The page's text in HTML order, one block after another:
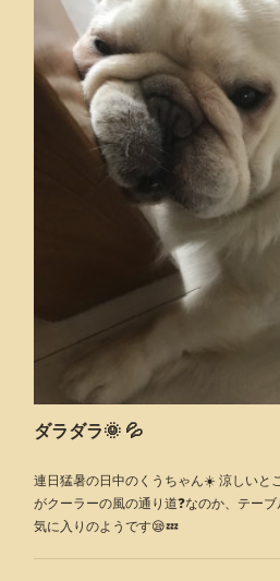
ダラダラ🌞 💦
連日猛暑の日中のくうちゃん☀️ 涼しいと
がクーラーの風の通り道❓なのか、テー
気に入りのようです😪💤